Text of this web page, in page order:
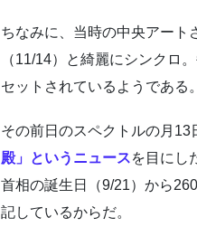
ちなみに、当時の中央アート
（11/14）と綺麗にシンクロ
セットされているようである。
その前日のスペクトルの月13
殿」というニュースを目にし
首相の誕生日（9/21）から
記しているからだ。